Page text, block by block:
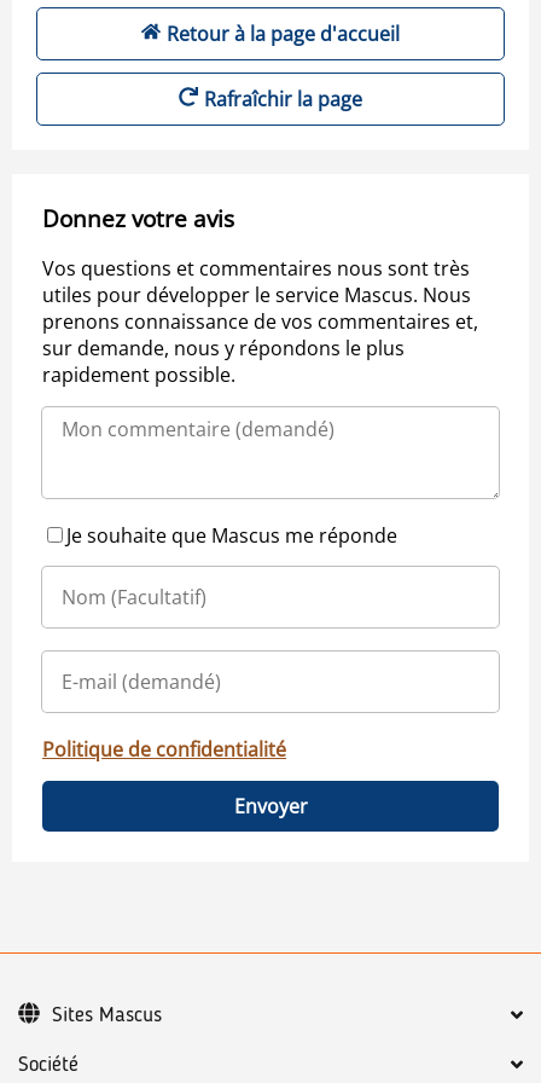
Retour à la page d'accueil
Rafraîchir la page
Donnez votre avis
Vos questions et commentaires nous sont très
utiles pour développer le service Mascus. Nous
prenons connaissance de vos commentaires et,
sur demande, nous y répondons le plus
rapidement possible.
Je souhaite que Mascus me réponde
Politique de confidentialité
Envoyer
Société
Sites Mascus